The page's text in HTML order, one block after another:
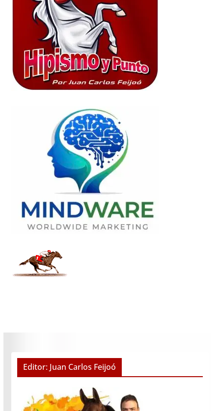
Editor: Juan Carlos Feijoó